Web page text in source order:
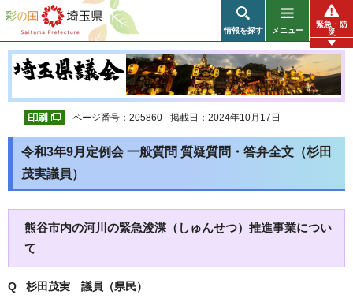
彩の国 埼玉県
情報を探す メニュー
緊急・防
災
ページ番号：205860 掲載日：2024年10月17日
令和3年9月定例会 一般質問 質疑質問・答弁全文（杉田
茂実議員）
熊谷市内の河川の緊急浚渫（しゅんせつ）推進事業につい
て
Q 杉田茂実 議員（県民）